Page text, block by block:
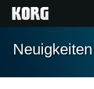
Home
Neuigkeiten